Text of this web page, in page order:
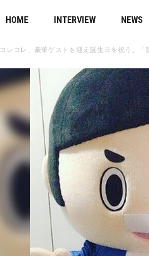
HOME INTERVIEW NEWS
コレコレ、豪華ゲストを迎え誕生日を祝う。「